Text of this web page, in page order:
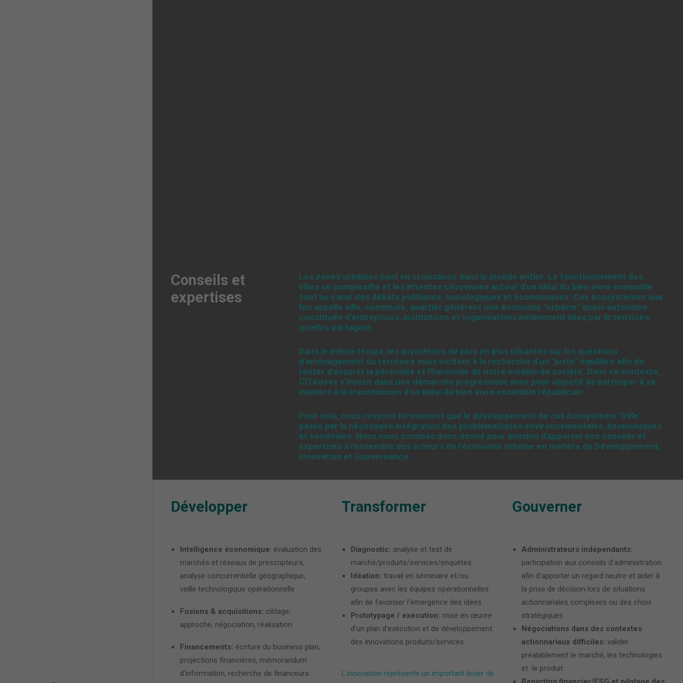
Conseils et
expertises
Les zones urbaines sont en croissance dans le monde entier. Le fonctionnement des
villes se complexifie et les attentes citoyennes autour d'un idéal du bien vivre ensemble
sont au cœur des débats politiques, sociologiques et économiques. Ces écosystèmes que
l'on appelle ville, commune, quartier génèrent une économie "urbaine" quasi-autonome
constituée d'entreprises, institutions et organisations intimement liées par le territoire
qu'elles partagent.
Dans le même temps, les asymétries de plus en plus clivantes sur les questions
d'aménagement du territoire nous incitent à la recherche d'un "juste" équilibre afin de
tenter d'assurer la pérennité et l'harmonie de notre modèle de société. Dans ce contexte,
CITAdeve s'inscrit dans une démarche progressiste avec pour objectif de participer à sa
manière à la transmission d'un idéal du bien vivre ensemble républicain.
Pour cela, nous croyons fermement que le développement de cet écosystème "Ville"
passe par la nécessaire intégration des problématiques environnementales, économiques
et sociétales. Nous nous sommes donc donné pour mission d'apporter nos conseils et
expertises à l'ensemble des acteurs de l'économie urbaine en matière de Développement,
Innovation et Gouvernance.
Développer
Intelligence économique: évaluation des
marchés et réseaux de prescripteurs,
analyse concurrentielle géographique,
veille technologique opérationnelle
Fusions & acquisitions: ciblage,
approche, négociation, réalisation
Financements: écriture du business plan,
projections financières, mémorandum
d’information, recherche de financeurs
Transformer
Diagnostic: analyse et test de
marché/produits/services/enquêtes
Idéation: travail en séminaire et/ou
groupes avec les équipes opérationnelles
afin de favoriser l’émergence des idées
Prototypage / exécution: mise en œuvre
d’un plan d’exécution et de développement
des innovations produits/services.
L’innovation représente un important levier de
Gouverner
Administrateurs indépendants:
participation aux conseils d’administration
afin d’apporter un regard neutre et aider à
la prise de décision lors de situations
actionnariales complexes ou des choix
stratégiques
Négociations dans des contextes
actionnariaux difficiles: valider
préalablement le marché, les technologies
et le produit